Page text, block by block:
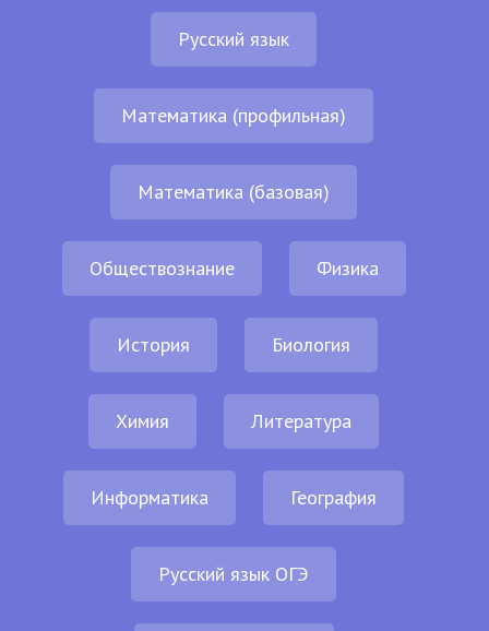
Русский язык
Математика (профильная)
Математика (базовая)
Обществознание Физика
История Биология
Химия Литература
Информатика География
Русский язык ОГЭ